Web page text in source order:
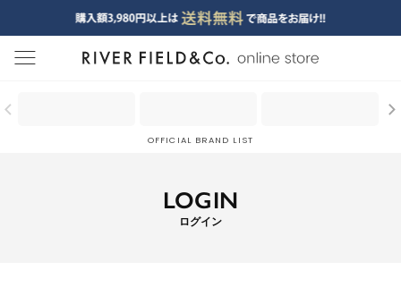
menu
OFFICIAL BRAND LIST
LOGIN
ログイン